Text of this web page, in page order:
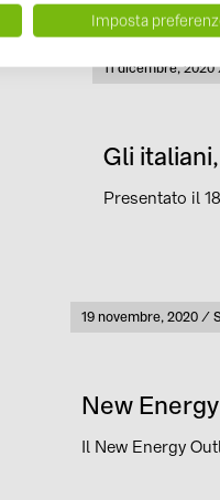
Pubblicato
11 dicembre, 2020
Gli
Presentato il
Pubblicato
19 novembre, 2020
New
Il New Energy
Imposta